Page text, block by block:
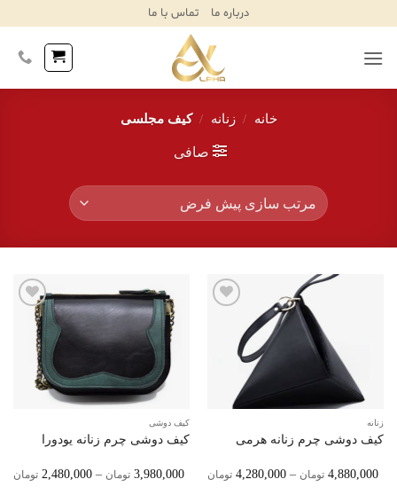
Content
درباره ما تماس با ما
خانه / زنانه / کیف مجلسی
صافی
علاقه
مندی‌ها
زنانه
کیف دوشی چرم زنانه هرمی
4,880,000 تومان –
4,280,000 تومان Price
افزودن
به
علاقه
مندی‌ها
کیف دوشی
کیف دوشی چرم زنانه یودورا
3,980,000 تومان –
2,480,000 تومان